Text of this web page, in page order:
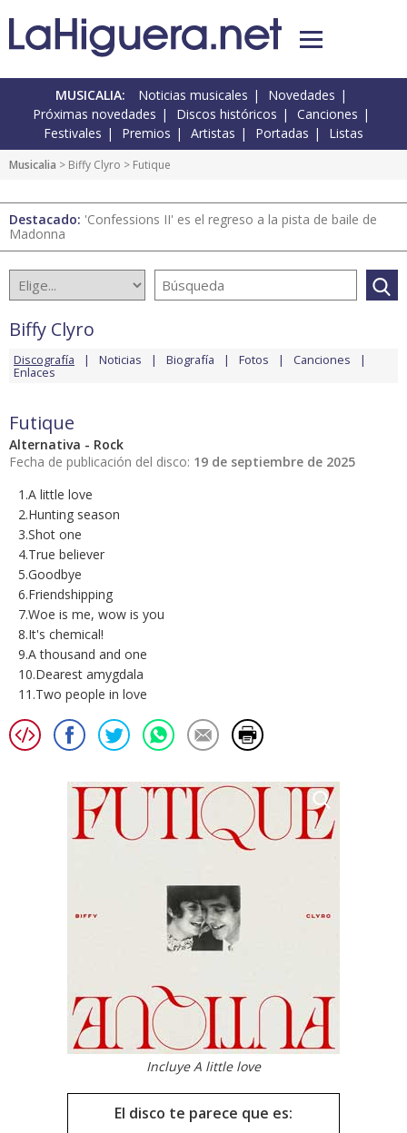
MUSICALIA: Noticias musicales
Novedades
Próximas novedades
Discos históricos
Canciones
Festivales
Premios Artistas Portadas Listas
Musicalia > Biffy Clyro > Futique
Destacado: 'Confessions II' es el regreso a la pista de baile de
Madonna
Biffy Clyro
Discografía Noticias Biografía Fotos Canciones
Enlaces
Futique
Alternativa - Rock
Fecha de publicación del disco: 19 de septiembre de 2025
1.A little love
2.Hunting season
3.Shot one
4.True believer
5.Goodbye
6.Friendshipping
7.Woe is me, wow is you
8.It's chemical!
9.A thousand and one
10.Dearest amygdala
11.Two people in love
Incluye A little love
El disco te parece que es: